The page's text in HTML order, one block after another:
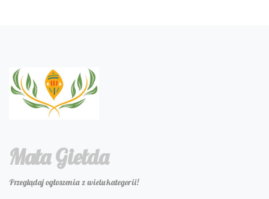
Mała Giełda
Przeglądaj ogłoszenia z wielu kategorii!